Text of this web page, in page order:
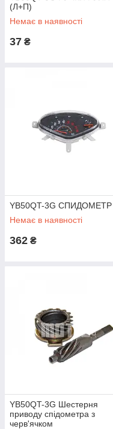
(Л+П)
Немає в наявності
37 ₴
YB50QT-3G СПИДОМЕТР
Немає в наявності
362 ₴
YB50QT-3G Шестерня
приводу спідометра з
черв'ячком